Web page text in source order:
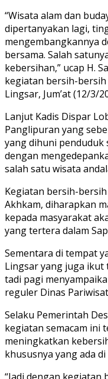
“Wisata alam dan
dipertanyakan lagi,
mengembangkannya
bersama. Salah
kebersihan,” ucap H.
kegiatan bersih-
Lingsar, Jum’at (12/3/
Lanjut Kadis Dispar
Panglipuran yang
yang dihuni penduduk
dengan
salah satu wisata
Kegiatan bersih-
Akhkam, diharapkan
kepada masyarakat
yang tertera dalam
Sementara di tempat
Lingsar yang juga
tadi pagi
reguler Dinas
Selaku Pemerintah
kegiatan semacam ini
meningkatkan
khususnya yang ada